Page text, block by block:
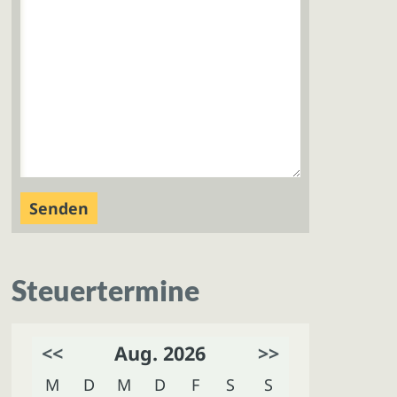
Steuertermine
<< Aug. 2026 >>
M D M D F S
S